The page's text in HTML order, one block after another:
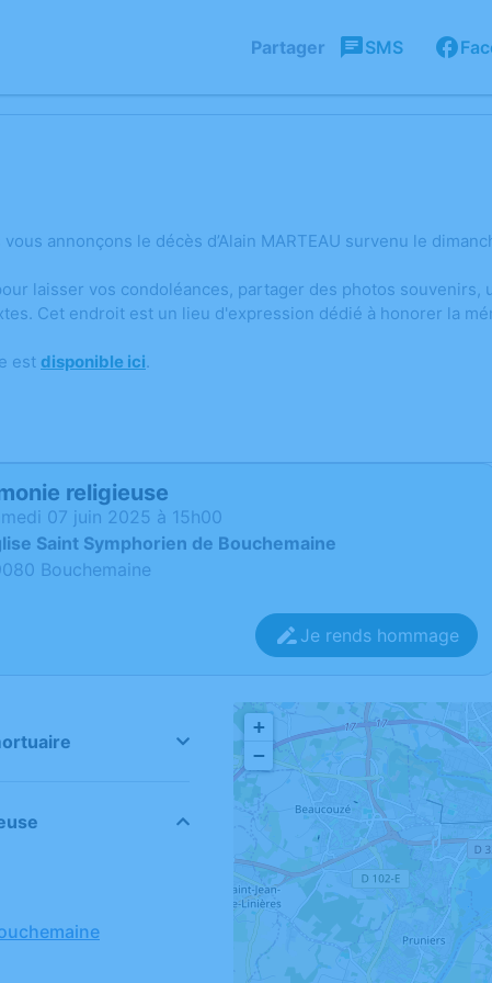
Partager SMS
annonçons le décès d’Alain MARTEAU survenu le
laisser vos condoléances, partager des photos souvenirs,
Cet endroit est un lieu d'expression dédié à honorer la
est disponible ici.
religieuse
07 juin 2025 à 15h00
Saint Symphorien de Bouchemaine
Bouchemaine
Je rends hommage
+
−